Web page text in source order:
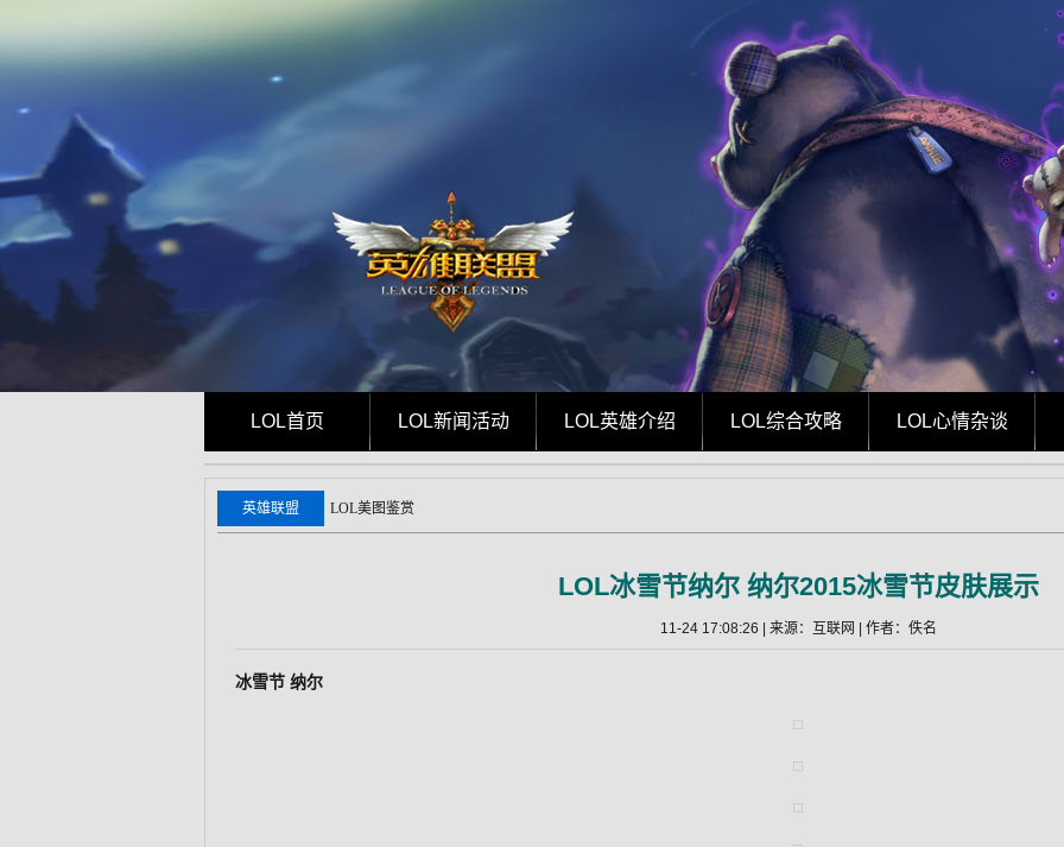
LOL首页 LOL新闻活动 LOL英雄介绍 LOL综合攻略 LOL心情杂谈
英雄联盟 LOL美图鉴赏
LOL冰雪节纳尔 纳尔2015冰雪节皮肤展示
11-24 17:08:26 | 来源：互联网 | 作者：佚名
冰雪节 纳尔